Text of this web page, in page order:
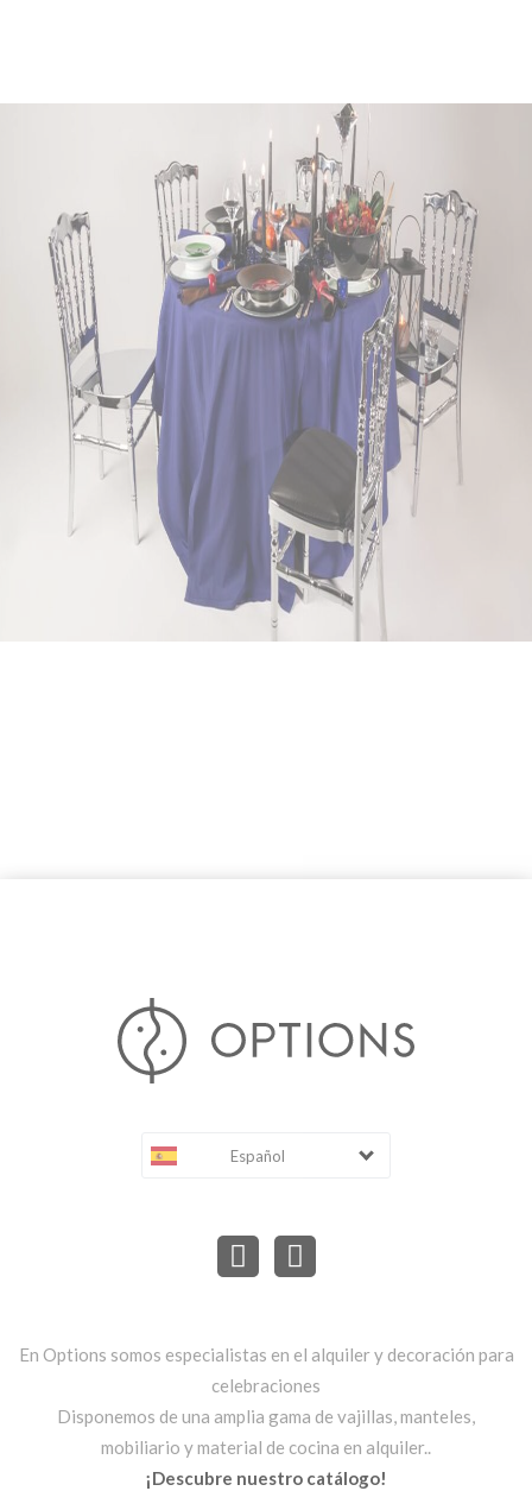
Español
En Options somos especialistas en el alquiler y decoración para
celebraciones
Disponemos de una amplia gama de vajillas, manteles,
mobiliario y material de cocina en alquiler..
¡Descubre nuestro catálogo!